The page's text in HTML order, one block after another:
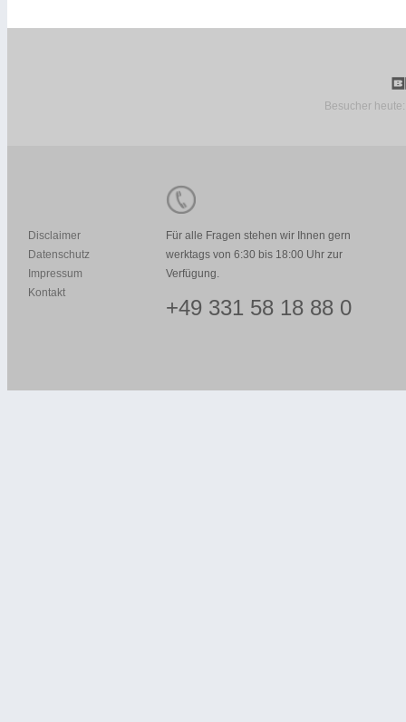
Besucher
Disclaimer
Datenschutz
Impressum
Kontakt
Für alle Fragen stehen wir Ihnen gern
werktags von 6:30 bis 18:00 Uhr zur
Verfügung.
+49 331 58 18 88 0